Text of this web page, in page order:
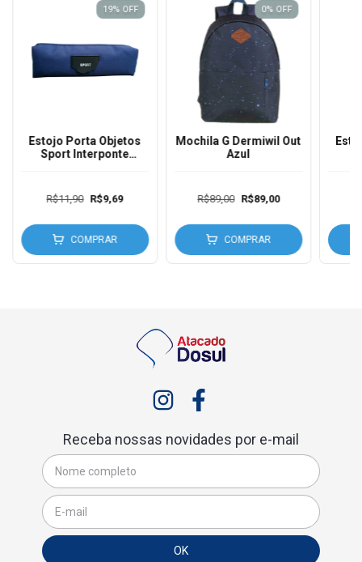
19% OFF
Estojo Porta Objetos
Sport Interponte
R$11,90 R$9,69
COMPRAR
0% OFF
Mochila G Dermiwil Out
Azul
R$89,00 R$89,00
COMPRAR
Receba nossas novidades por e-mail